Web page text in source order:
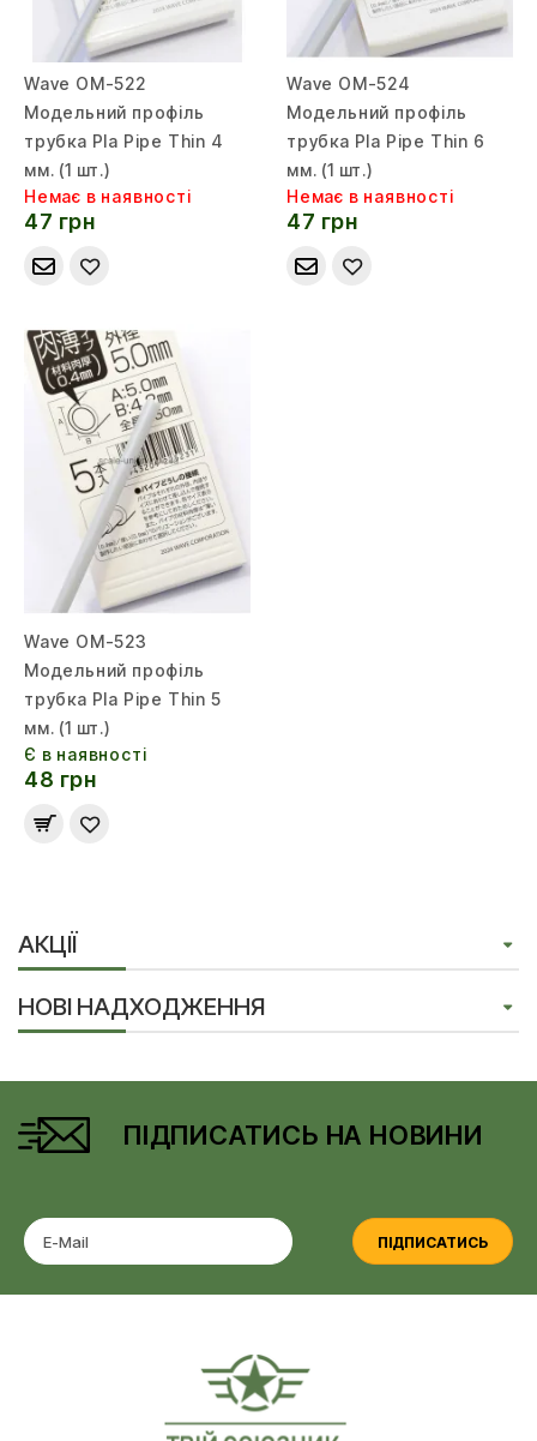
Wave OM-522
Модельний профіль
трубка Pla Pipe Thin 4
мм. (1 шт.)
Немає в наявності
47 грн
Wave OM-524
Модельний профіль
трубка Pla Pipe Thin 6
мм. (1 шт.)
Немає в наявності
47 грн
Wave OM-523
Модельний профіль
трубка Pla Pipe Thin 5
мм. (1 шт.)
Є в наявності
48 грн
АКЦІЇ
НОВІ НАДХОДЖЕННЯ
ПІДПИСАТИСЬ НА НОВИНИ
ПІДПИСАТИСЬ